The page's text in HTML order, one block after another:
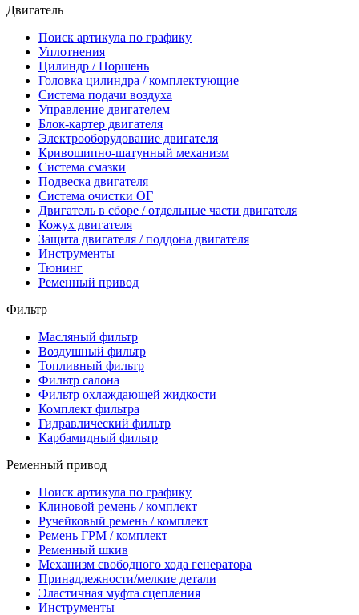
Двигатель
Поиск артикула по графику
Уплотнения
Цилиндр / Поршень
Головка цилиндра / комплектующие
Система подачи воздуха
Управление двигателем
Блок-картер двигателя
Электрооборудование двигателя
Кривошипно-шатунный механизм
Система смазки
Подвеска двигателя
Система очистки ОГ
Двигатель в сборе / отдельные части двигателя
Кожух двигателя
Защита двигателя / поддона двигателя
Инструменты
Тюнинг
Ременный привод
Фильтр
Масляный фильтр
Воздушный фильтр
Топливный фильтр
Фильтр салона
Фильтр охлаждающей жидкости
Комплект фильтра
Гидравлический фильтр
Карбамидный фильтр
Ременный привод
Поиск артикула по графику
Клиновой ремень / комплект
Ручейковый ремень / комплект
Ремень ГРМ / комплект
Ременный шкив
Механизм свободного хода генератора
Принадлежности/мелкие детали
Эластичная муфта сцепления
Инструменты